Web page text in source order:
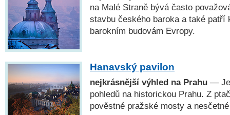
na Malé Straně bývá často
stavbu českého baroka a také patří
barokním budovám Evropy.
Hanavský pavilon
nejkrásnější výhled na Prahu —
pohledů na historickou Prahu. Z
pověstné pražské mosty a